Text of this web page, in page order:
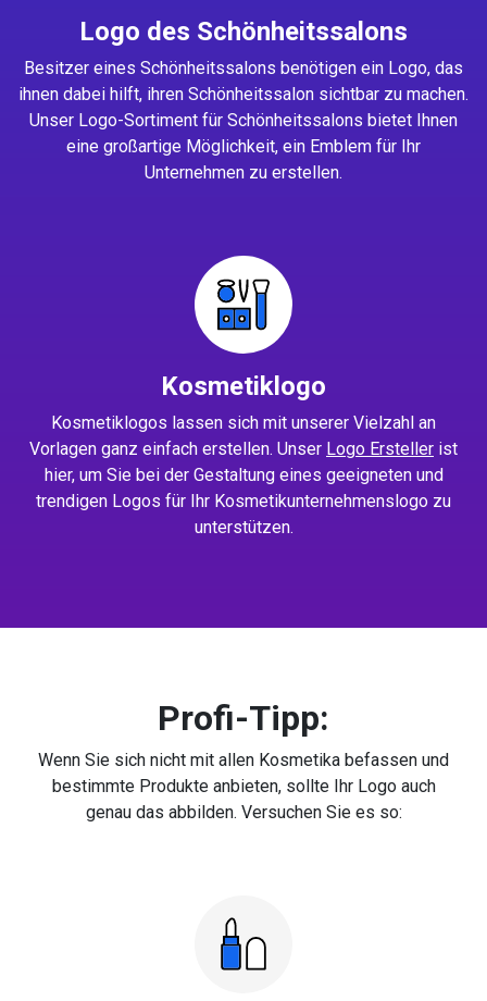
Logo des Schönheitssalons
Besitzer eines Schönheitssalons benötigen ein Logo, das
ihnen dabei hilft, ihren Schönheitssalon sichtbar zu machen.
Unser Logo-Sortiment für Schönheitssalons bietet Ihnen
eine großartige Möglichkeit, ein Emblem für Ihr
Unternehmen zu erstellen.
Kosmetiklogo
Kosmetiklogos lassen sich mit unserer Vielzahl an
Vorlagen ganz einfach erstellen. Unser Logo Ersteller ist
hier, um Sie bei der Gestaltung eines geeigneten und
trendigen Logos für Ihr Kosmetikunternehmenslogo zu
unterstützen.
Profi-Tipp:
Wenn Sie sich nicht mit allen Kosmetika befassen und
bestimmte Produkte anbieten, sollte Ihr Logo auch
genau das abbilden. Versuchen Sie es so: